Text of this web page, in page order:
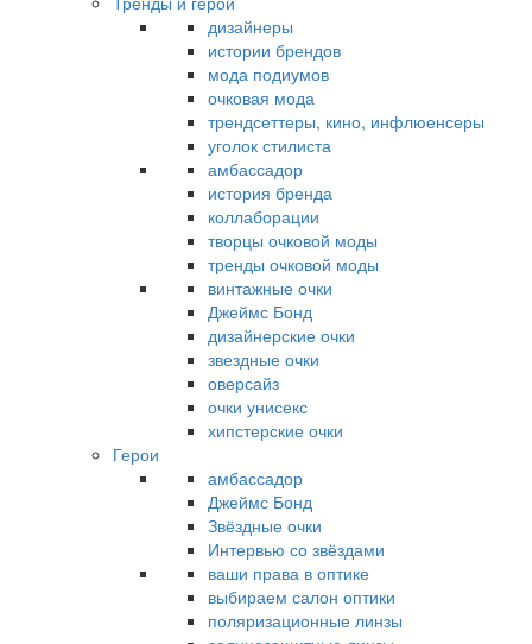
дизайнеры
истории брендов
мода подиумов
очковая мода
трендсеттеры, кино, инфлюенсеры
уголок стилиста
амбассадор
история бренда
коллаборации
творцы очковой моды
тренды очковой моды
винтажные очки
Джеймс Бонд
дизайнерские очки
звездные очки
оверсайз
очки унисекс
хипстерские очки
Герои
амбассадор
Джеймс Бонд
Звёздные очки
Интервью со звёздами
ваши права в оптике
выбираем салон оптики
поляризационные линзы